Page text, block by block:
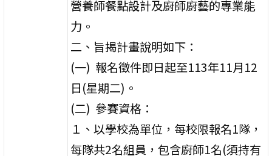
營養師餐點設計及廚師廚藝的專業能
力。
二、旨揭計畫說明如下：
(一) 報名徵件即日起至113年11月12
日(星期二)。
(二) 參賽資格：
１、以學校為單位，每校限報名1隊，
每隊共2名組員，包含廚師1名(須持有